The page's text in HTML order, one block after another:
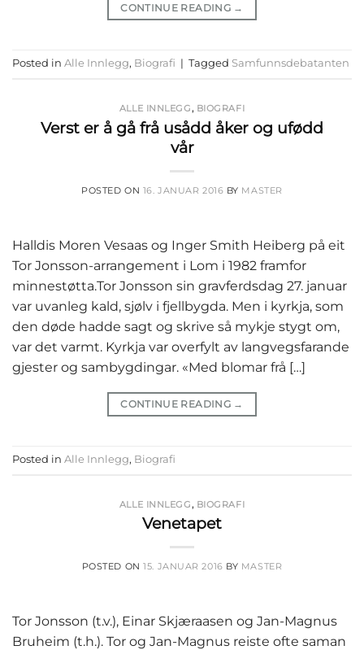
CONTINUE READING →
Posted in Alle Innlegg, Biografi | Tagged Samfunnsdebatanten
ALLE INNLEGG, BIOGRAFI
Verst er å gå frå usådd åker og ufødd
vår
POSTED ON 16. JANUAR 2016 BY MASTER
Halldis Moren Vesaas og Inger Smith Heiberg på eit
Tor Jonsson-arrangement i Lom i 1982 framfor
minnestøtta.Tor Jonsson sin gravferdsdag 27. januar
var uvanleg kald, sjølv i fjellbygda. Men i kyrkja, som
den døde hadde sagt og skrive så mykje stygt om,
var det varmt. Kyrkja var overfylt av langvegsfarande
gjester og sambygdingar. «Med blomar frå […]
CONTINUE READING →
Posted in Alle Innlegg, Biografi
ALLE INNLEGG , BIOGRAFI
Venetapet
POSTED ON15. JANUAR 2016 BY MASTER
Tor Jonsson (t.v.), Einar Skjæraasen og Jan-Magnus
Bruheim (t.h.). Tor og Jan-Magnus reiste ofte saman